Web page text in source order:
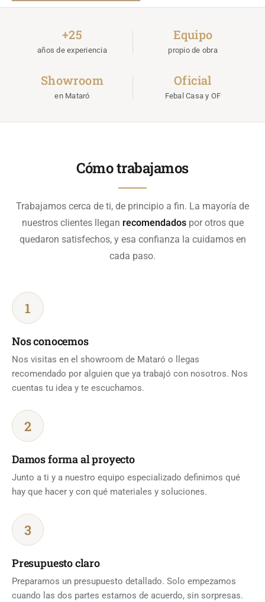
+25
años de experiencia
Equipo
propio de obra
Showroom
en Mataró
Oficial
Febal Casa y OF
Cómo trabajamos
Trabajamos cerca de ti, de principio a fin. La mayoría de
nuestros clientes llegan recomendadospor otros que
quedaron satisfechos, y esa confianza la cuidamos en
cada paso.
1
Nos conocemos
Nos visitas en el showroom de Mataró o llegas
recomendado por alguien que ya trabajó con nosotros. Nos
cuentas tu idea y te escuchamos.
2
Damos forma al proyecto
Junto a ti y a nuestro equipo especializado definimos qué
hay que hacer y con qué materiales y soluciones.
3
Presupuesto claro
Preparamos un presupuesto detallado. Solo empezamos
cuando las dos partes estamos de acuerdo, sin sorpresas.